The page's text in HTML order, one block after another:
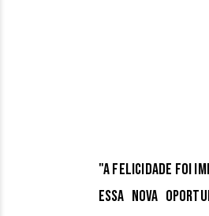
"A felicidade foi
essa nova